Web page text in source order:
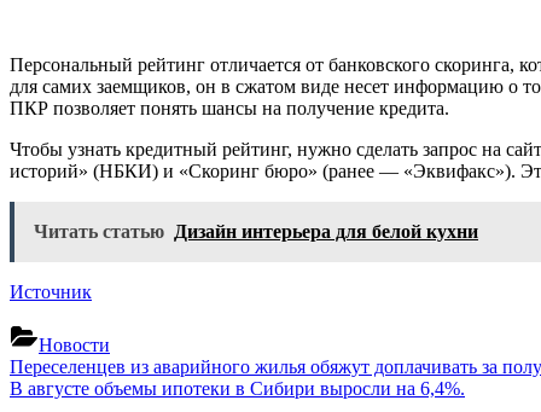
Персональный рейтинг отличается от банковского скоринга,
для самих заемщиков, он в сжатом виде несет информацию о
ПКР позволяет понять шансы на получение кредита.
Чтобы узнать кредитный рейтинг, нужно сделать запрос на
историй» (НБКИ) и «Скоринг бюро» (ранее — «Эквифакс»). Эту
Читать статью Дизайн интерьера для белой кухни
Источник
Новости
Навигация
по
Previous
Post:
Переселенцев из аварийного жилья обяжут доплачивать за
Next
В августе объемы ипотеки в Сибири выросли на 6,4%.